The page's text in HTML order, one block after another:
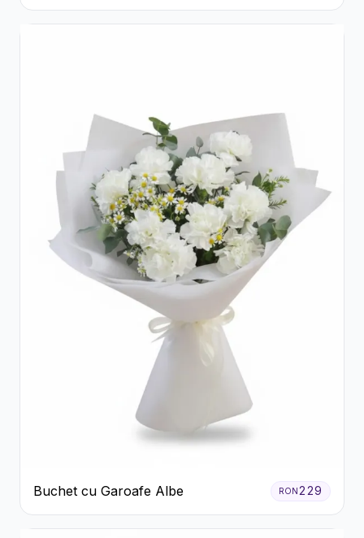
Trandafiri și Lisianthus
Buchet cu Garoafe Albe RON229